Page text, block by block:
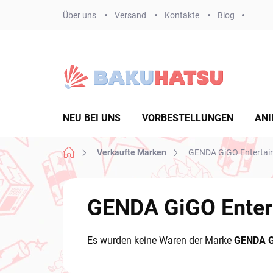
Über uns Versand Kontakte Blog
NEU BEI UNS VORBESTELLUNGEN
StartseiteVerkaufte Marken GENDA GiGO
GENDA GiGO
Es wurden keine Waren der Marke GENDA